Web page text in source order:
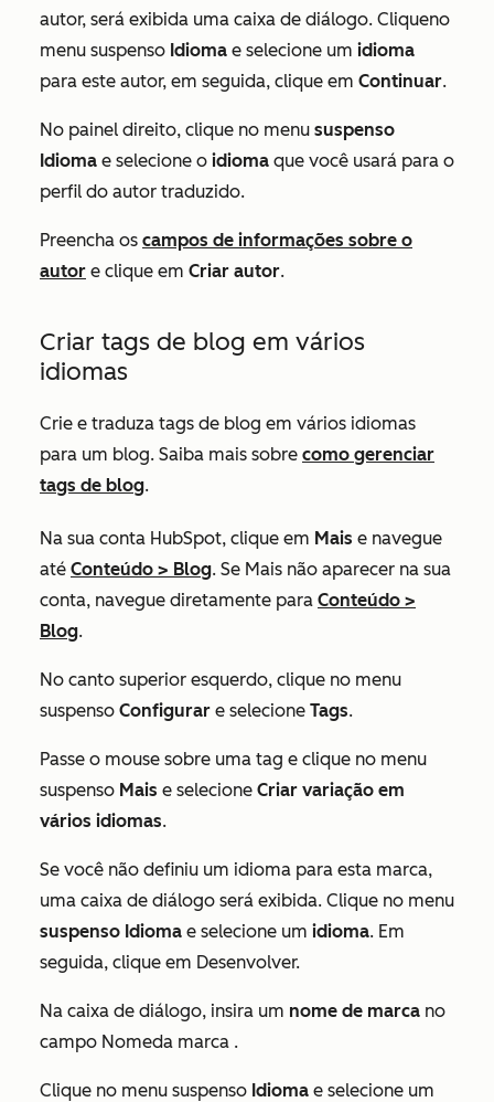
autor, será exibida uma caixa de diálogo. Cliqueno
menu suspenso Idioma e selecione um idioma
para este autor, em seguida, clique em Continuar.
No painel direito, clique no menu suspenso
Idioma e selecione o idioma que você usará para o
perfil do autor traduzido.
Preencha os campos de informações sobre o
autor e clique em Criar autor.
Criar tags de blog em vários
idiomas
Crie e traduza tags de blog em vários idiomas
para um blog. Saiba mais sobre como gerenciar
tags de blog.
Na sua conta HubSpot, clique em Mais e navegue
até Conteúdo > Blog. Se Mais não aparecer na sua
conta, navegue diretamente para Conteúdo >
Blog.
No canto superior esquerdo, clique no menu
suspenso Configurar e selecione Tags.
Passe o mouse sobre uma tag e clique no menu
suspenso Mais e selecione Criar variação em
vários idiomas.
Se você não definiu um idioma para esta marca,
uma caixa de diálogo será exibida. Clique no menu
suspenso Idioma e selecione um idioma. Em
seguida, clique em Desenvolver.
Na caixa de diálogo, insira um nome de marca no
campo Nomeda marca .
Clique no menu suspenso Idioma e selecione um